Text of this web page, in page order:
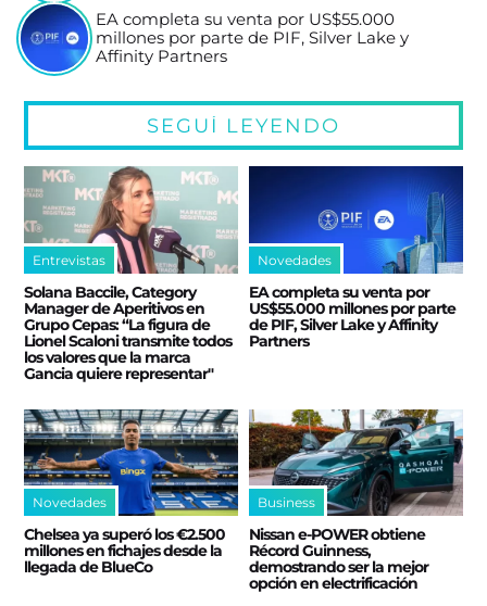
EA completa su venta por US$55.000
millones por parte de PIF, Silver Lake y
Affinity Partners
SEGUÍ LEYENDO
Entrevistas
Solana Baccile, Category
Manager de Aperitivos en
Grupo Cepas: “La figura de
Lionel Scaloni transmite todos
los valores que la marca
Gancia quiere representar"
Novedades
EA completa su venta por
US$55.000 millones por parte
de PIF, Silver Lake y Affinity
Partners
Novedades
Chelsea ya superó los €2.500
millones en fichajes desde la
llegada de BlueCo
Business
Nissan e‑POWER obtiene
Récord Guinness,
demostrando ser la mejor
opción en electrificación